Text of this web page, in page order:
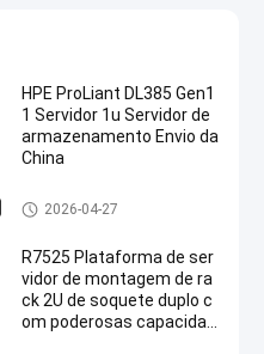
HPE ProLiant DL385 Gen1
1 Servidor 1u Servidor de
armazenamento Envio da
China
Servidor do armazenamento d
e cremalheira
2026-04-27
R7525 Plataforma de ser
vidor de montagem de ra
ck 2U de soquete duplo c
om poderosas capacidad